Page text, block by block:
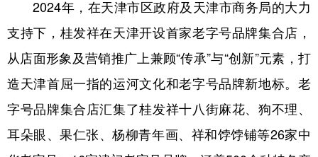
2024年，在天津市区政府及天津市商务局的大力
支持下，桂发祥在天津开设首家老字号品牌集合店，
从店面形象及营销推广上兼顾“传承”与“创新”元素，打
造天津首屈一指的运河文化和老字号品牌新地标。老
字号品牌集合店汇集了桂发祥十八街麻花、狗不理、
耳朵眼、果仁张、杨柳青年画、祥和饽饽铺等26家中